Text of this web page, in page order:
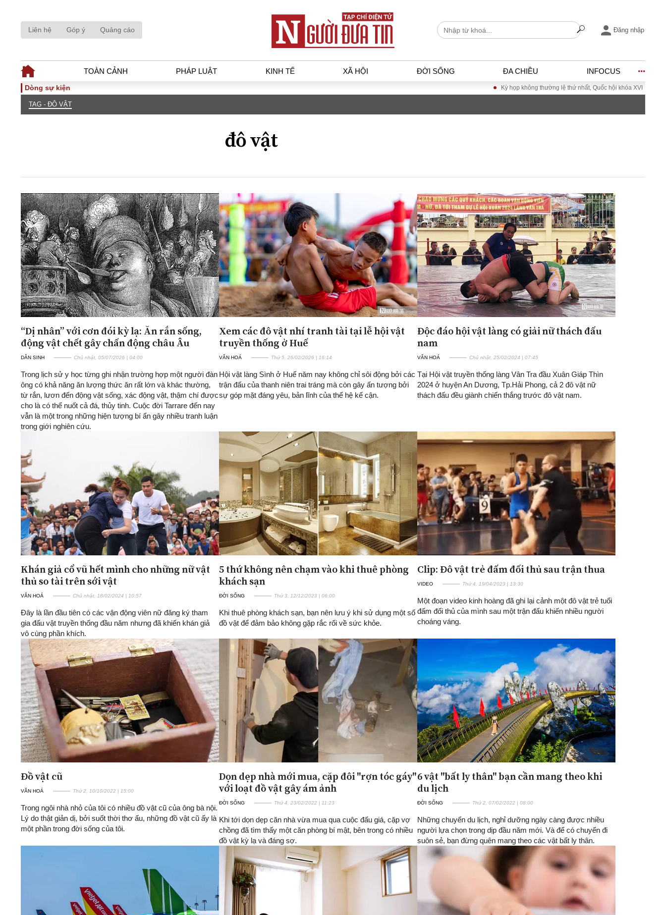
Liên hệ Góp ý Quảng cáo Đăng nhập
TOÀN CẢNH PHÁP LUẬT KINH TẾ XÃ HỘI ĐỜI SỐNG ĐA CHIỀU INFOCUS
TOÀN CẢNH
Thế giới
Góc nhìn luật gia
An ninh - Hình sự
Xu hướng thị trường
Tiêu dùng và dư luận
Công nghệ
Giao thông – Đô thị
ĐA CHIỀU
Quan điểm
Xi nhan Trái Phải
Bạn đọc viết
INFOCUS
Đăng ký tin tức mới
Dòng sự kiện Kỳ họp không thường lệ thứ nhất, Quốc hội khóa XVI Đưa Nghị quyết Đại
TAG - ĐÔ VẬT
đô vật
“Dị nhân” với cơn đói kỳ lạ: Ăn rắn sống,
động vật chết gây chấn động châu Âu
DÂN SINH Chủ nhật, 05/07/2026 | 04:00
Trong lịch sử y học từng ghi nhận trường hợp một người đàn
ông có khả năng ăn lượng thức ăn rất lớn và khác thường,
từ rắn, lươn đến động vật sống, xác động vật, thậm chí được
cho là có thể nuốt cả đá, thủy tinh. Cuộc đời Tarrare đến nay
vẫn là một trong những hiện tượng bí ẩn gây nhiều tranh luận
trong giới nghiên cứu.
Xem các đô vật nhí tranh tài tại lễ hội vật
truyền thống ở Huế
VĂN HOÁ Thứ 5, 26/02/2026 | 16:14
Hội vật làng Sình ở Huế năm nay không chỉ sôi động bởi các
trận đấu của thanh niên trai tráng mà còn gây ấn tượng bởi
sự góp mặt đáng yêu, bản lĩnh của thế hệ kế cận.
Độc đáo hội vật làng có giải nữ thách đấu
nam
VĂN HOÁ Chủ nhật, 25/02/2024 | 07:45
Tại Hội vật truyền thống làng Vân Tra đầu Xuân Giáp Thìn
2024 ở huyện An Dương, Tp.Hải Phong, cả 2 đô vật nữ
thách đấu đều giành chiến thắng trước đô vật nam.
Khán giả cổ vũ hết mình cho những nữ vật
thủ so tài trên sới vật
VĂN HOÁ Chủ nhật, 18/02/2024 | 10:57
Đây là lần đầu tiên có các vận động viên nữ đăng ký tham
gia đấu vật truyền thống đầu năm nhưng đã khiến khán giả
vô cùng phần khích.
5 thứ không nên chạm vào khi thuê phòng
khách sạn
ĐỜI SỐNG Thứ 3, 12/12/2023 | 06:00
Khi thuê phòng khách sạn, bạn nên lưu ý khi sử dụng một số
đồ vật để đảm bảo không gặp rắc rối về sức khỏe.
Clip: Đô vật trẻ đấm đối thủ sau trận thua
VIDEO Thứ 4, 19/04/2023 | 13:30
Một đoạn video kinh hoàng đã ghi lại cảnh một đô vật trẻ tuổi
đấm đối thủ của mình sau một trận đấu khiến nhiều người
choáng váng.
Đồ vật cũ
VĂN HOÁ Thứ 2, 10/10/2022 | 15:00
Trong ngôi nhà nhỏ của tôi có nhiều đồ vật cũ của ông bà nội.
Lý do thật giản dị, bởi suốt thời thơ ấu, những đồ vật cũ ấy là
một phần trong đời sống của tôi.
Dọn dẹp nhà mới mua, cặp đôi "rợn tóc gáy"
với loạt đồ vật gây ám ảnh
ĐỜI SỐNG Thứ 4, 23/02/2022 | 11:23
Khi tới dọn dẹp căn nhà vừa mua qua cuộc đấu giá, cặp vợ
chồng đã tìm thấy một căn phòng bí mật, bên trong có nhiều
đồ vật kỳ lạ và đáng sợ.
6 vật "bất ly thân" bạn cần mang theo khi
du lịch
ĐỜI SỐNG Thứ 2, 07/02/2022 | 08:00
Những chuyến du lịch, nghỉ dưỡng ngày càng được nhiều
người lựa chọn trong dịp đầu năm mới. Và để có chuyến đi
suôn sẻ, bạn đừng quên mang theo các vật bất ly thân.